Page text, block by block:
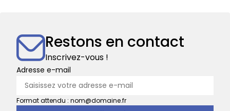
du
musée
national
Voiture
Restons en contact
Inscrivez-vous !
Adresse e-mail
Format attendu : nom@domaine.fr